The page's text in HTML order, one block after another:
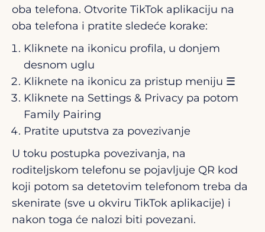
oba telefona. Otvorite TikTok aplikaciju na
oba telefona i pratite sledeće korake:
Kliknete na ikonicu profila, u donjem
desnom uglu
Kliknete na ikonicu za pristup meniju ☰
Kliknete na Settings & Privacy pa potom
Family Pairing
Pratite uputstva za povezivanje
U toku postupka povezivanja, na
roditeljskom telefonu se pojavljuje QR kod
koji potom sa detetovim telefonom treba da
skenirate (sve u okviru TikTok aplikacije) i
nakon toga će nalozi biti povezani.